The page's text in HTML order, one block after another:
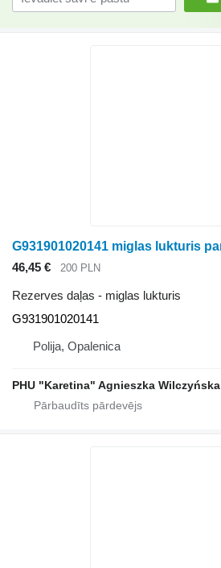
46,45 € 200 PLN
Rezerves daļas - miglas lukturis
G931901020141
Polija, Opalenica
PHU "Karetina" Agnieszka Wilczyńska